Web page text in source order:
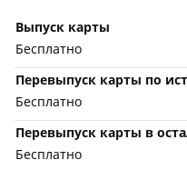
Выпуск карты
Бесплатно
Перевыпуск карты по
Бесплатно
Перевыпуск карты в
Бесплатно